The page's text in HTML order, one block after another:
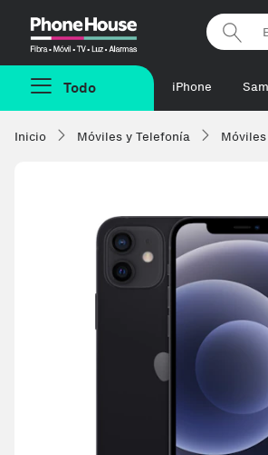
Phonehouse
Todo iPhone
Inicio Móviles y Telefonía Móviles